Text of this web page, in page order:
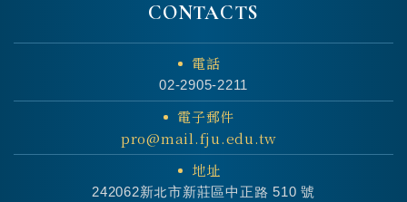
CONTACTS
電話
02-2905-2211
電子郵件
pro@mail.fju.edu.tw
地址
242062新北市新莊區中正路 510 號